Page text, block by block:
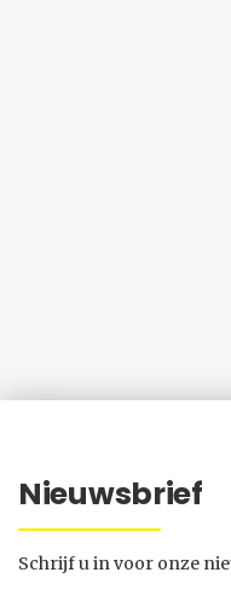
Nieuwsbrief
Schrijf u in voor onze